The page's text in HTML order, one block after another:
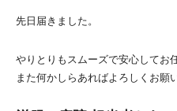
先日届きました。
やりとりもスムーズで安心してお
また何かしらあればよろしくお願